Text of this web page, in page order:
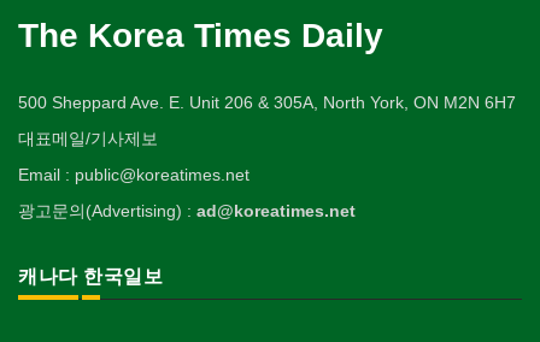
The Korea Times Daily
500 Sheppard Ave. E. Unit 206 & 305A, North York, ON M2N 6H7
대표메일/기사제보
Email : public@koreatimes.net
광고문의(Advertising) : ad@koreatimes.net
캐나다 한국일보